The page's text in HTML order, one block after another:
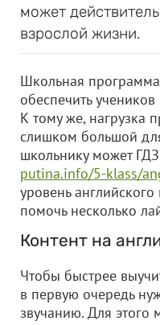
может
взрослой жизни.
Школьная
обеспечить
К тому же, нагрузка
слишком большой
школьнику может
putina.info/5-klass/
уровень
помочь несколько
Контент на
Чтобы быстрее
в первую очередь
звучанию. Для